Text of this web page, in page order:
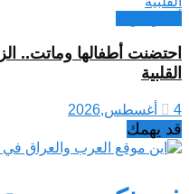
احتضنت أطفالها وماتت..
القلبية
4 أغسطس,2026
قد يهمك